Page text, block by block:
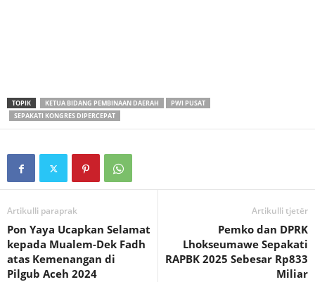
TOPIK KETUA BIDANG PEMBINAAN DAERAH
PWI PUSAT
SEPAKATI KONGRES DIPERCEPAT
Artikulli paraprak
Pon Yaya Ucapkan Selamat
kepada Mualem-Dek Fadh
atas Kemenangan di
Pilgub Aceh 2024
Artikulli tjetër
Pemko dan DPRK
Lhokseumawe Sepakati
RAPBK 2025 Sebesar Rp833
Miliar